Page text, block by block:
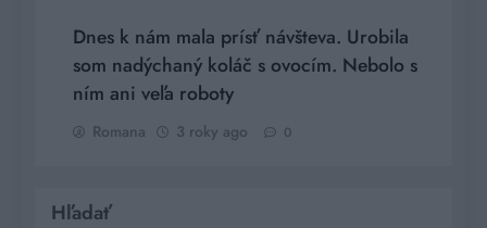
Dnes k nám mala prísť návšteva. Urobila
som nadýchaný koláč s ovocím. Nebolo s
ním ani veľa roboty
Romana 3 roky ago 0
Hľadať